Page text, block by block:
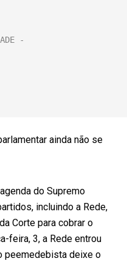
ainda não se
do Supremo
incluindo a Rede,
Corte para cobrar o
feira, 3, a Rede entrou
peemedebista deixe o